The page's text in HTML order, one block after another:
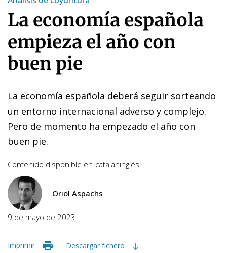
La economía española
empieza el año con
buen pie
La economía española deberá seguir sorteando
un entorno internacional adverso y complejo.
Pero de momento ha empezado el año con
buen pie.
Contenido disponible en cataláninglés
Oriol Aspachs
9 de mayo de 2023
Imprimir Descargar fichero